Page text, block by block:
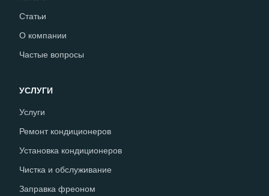
Статьи
О компании
Частые вопросы
УСЛУГИ
Услуги
Ремонт кондиционеров
Установка кондиционеров
Чистка и обслуживание
Заправка фреоном